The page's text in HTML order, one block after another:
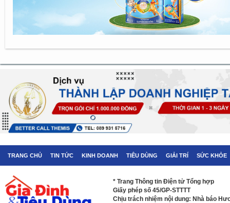
TRANG CHỦ TIN TỨC KINH DOANH TIÊU DÙNG GIẢI TRÍ SỨC KHỎE
* Trang Thông tin Điện tử Tổng hợp
Giấy phép số 45/GP-STTTT
Chịu trách nhiệm nội dung: Nhà báo